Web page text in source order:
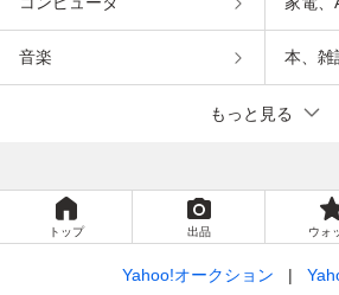
音楽 本、雑
もっと見る
トップ 出品 ウォ
Yahoo!オークション